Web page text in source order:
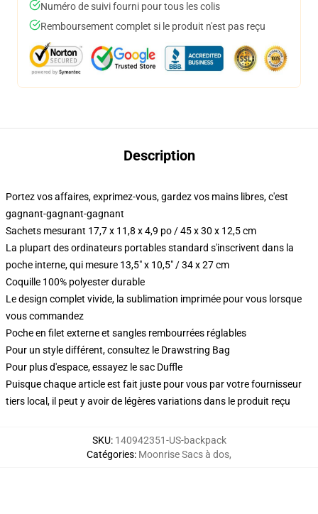
Numéro de suivi fourni pour tous les colis
Remboursement complet si le produit n'est pas reçu
Description
Portez vos affaires, exprimez-vous, gardez vos mains libres, c'est
gagnant-gagnant-gagnant
Sachets mesurant 17,7 x 11,8 x 4,9 po / 45 x 30 x 12,5 cm
La plupart des ordinateurs portables standard s'inscrivent dans la
poche interne, qui mesure 13,5" x 10,5" / 34 x 27 cm
Coquille 100% polyester durable
Le design complet vivide, la sublimation imprimée pour vous lorsque
vous commandez
Poche en filet externe et sangles rembourrées réglables
Pour un style différent, consultez le Drawstring Bag
Pour plus d'espace, essayez le sac Duffle
Puisque chaque article est fait juste pour vous par votre fournisseur
tiers local, il peut y avoir de légères variations dans le produit reçu
SKU: 140942351-US-backpack
Catégories: Moonrise Sacs à dos,